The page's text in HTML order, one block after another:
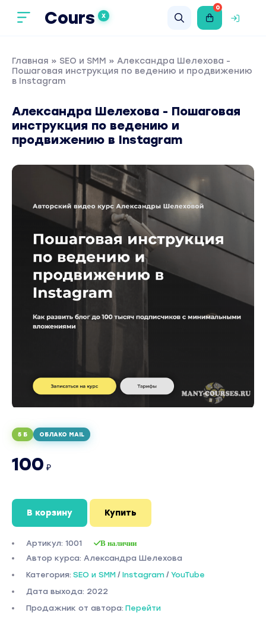
Cours X
0
Главная » SEO и SMM » Александра Шелехова -
Пошаговая инструкция по ведению и продвижению
в Instagram
Александра Шелехова - Пошаговая
инструкция по ведению и
продвижению в Instagram
5 Б ОБЛАКО MAIL
100 ₽
В корзину Купить
Артикул: 1001 В наличии
Автор курса: Александра Шелехова
Категория: SEO и SMM / Instagram / YouTube
Дата выхода: 2022
Продажник от автора: Перейти